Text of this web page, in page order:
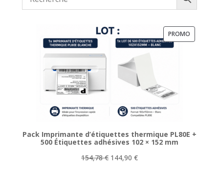
PROMO
Pack Imprimante d’étiquettes thermique PL80E +
500 Étiquettes adhésives 102 × 152 mm
154,78€ Le
144,90 €Le